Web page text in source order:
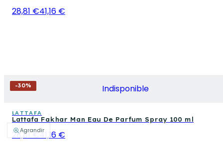
Agrandir
28,81 €41,16 €
-30% Indisponible
LATTAFA
Lattafa Fakhar Man Eau De Parfum Spray 100 ml
28,81 €41,16 €